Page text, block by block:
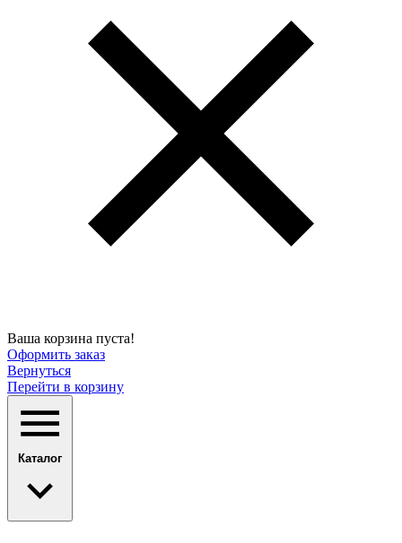
Ваша корзина пуста!
Оформить заказ
Вернуться
Перейти в корзину
Каталог